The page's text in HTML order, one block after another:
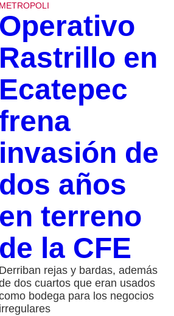
METROPOLI
Operativo
Rastrillo en
Ecatepec
invasión de
dos años
en terreno
de la CFE
Derriban rejas y bardas, además
dos cuartos que eran usados
bodega para los negocios
irregulares